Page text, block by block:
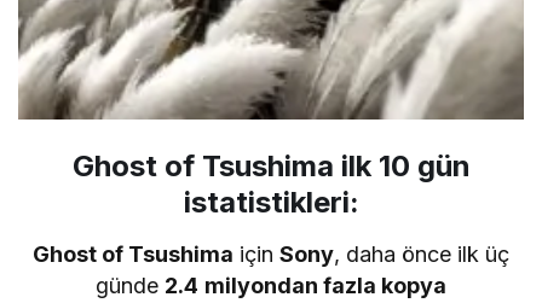
Ghost of Tsushima ilk 10 gün
istatistikleri:
Ghost of Tsushima için Sony, daha önce ilk üç
günde 2.4 milyondan fazla kopya